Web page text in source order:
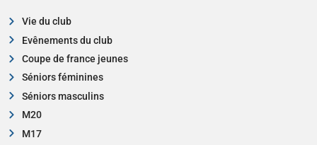
Vie du club
Evênements du club
Coupe de france jeunes
Séniors féminines
Séniors masculins
M20
M17